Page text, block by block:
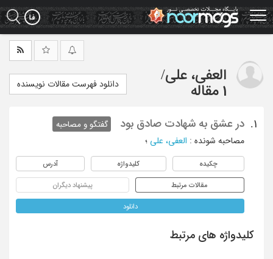
Skip
to
main
العفی، علی/
1 مقاله
دانلود فهرست مقالات نویسنده
1. در عشق به شهادت صادق بود
گفتگو و مصاحبه
مصاحبه شونده : العفی، علی ؛
چکیده کلیدواژه آدرس
مقالات مرتبط پیشنهاد دیگران
دانلود
کلیدواژه های مرتبط